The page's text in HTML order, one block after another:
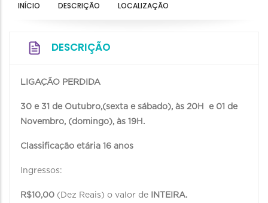
INÍCIO DESCRIÇÃO LOCALIZAÇÃO
DESCRIÇÃO
LIGAÇÃO PERDIDA
30 e 31 de Outubro,(sexta e sábado), às 20H e 01 de
Novembro, (domingo), às 19H.
Classificação etária 16 anos
Ingressos:
R$10,00 (Dez Reais) o valor de INTEIRA.